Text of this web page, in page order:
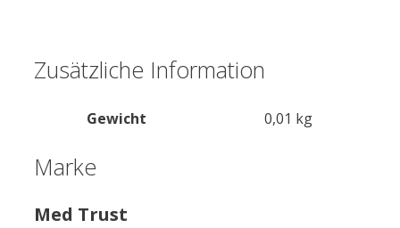
Zusätzliche Information
Gewicht 0,01 kg
Marke
Med Trust